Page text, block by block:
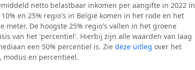
netto belastbaar inkomen per aangifte in 2022 in
en 25% regio's in België komen in het rode en het
meter. De hoogste 25% regio's vallen in het groene
van het 'percentiel'. Hierbij zijn alle waarden van laag
een 50% percentiel is. Zie deze uitleg over het
modus en percentieel.